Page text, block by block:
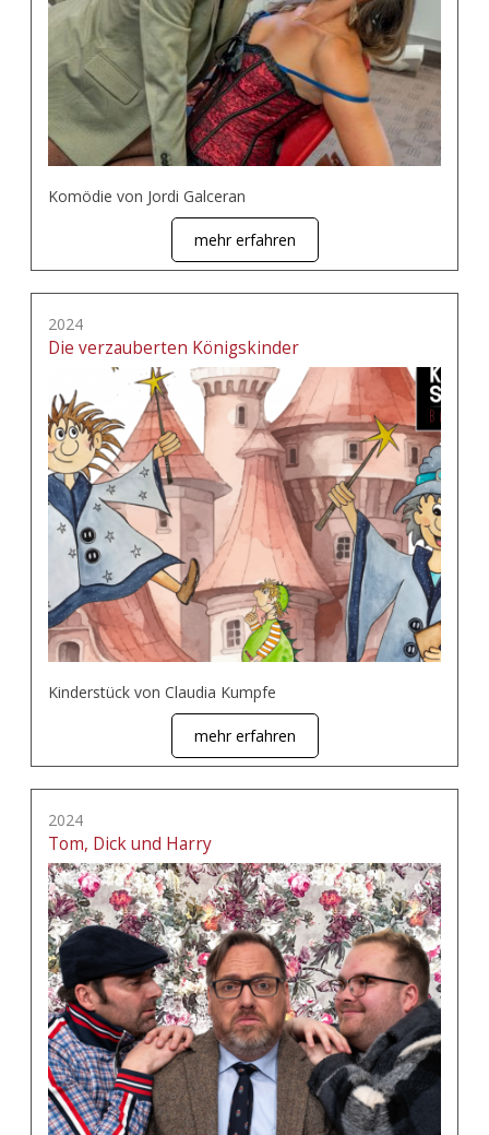
Komödie von Jordi Galceran
mehr erfahren
2024
Die verzauberten Königskinder
Kinderstück von Claudia Kumpfe
mehr erfahren
2024
Tom, Dick und Harry